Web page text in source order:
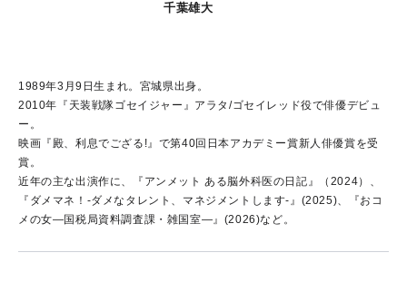
千葉雄大
1989年3月9日生まれ。宮城県出身。
2010年『天装戦隊ゴセイジャー』アラタ/ゴセイレッド役で俳優デビュ
ー。
映画『殿、利息でござる!』で第40回日本アカデミー賞新人俳優賞を受
賞。
近年の主な出演作に、『アンメット ある脳外科医の日記』（2024）、
『ダメマネ！-ダメなタレント、マネジメントします-』(2025)、『おコ
メの女―国税局資料調査課・雑国室―』(2026)など。